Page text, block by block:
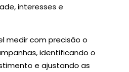
interesses e
medir com precisão o
identificando o
e ajustando as